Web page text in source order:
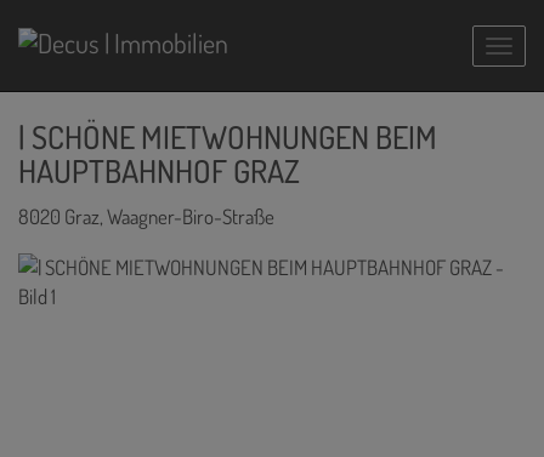
| SCHÖNE MIETWOHNUNGEN BEIM
HAUPTBAHNHOF GRAZ
8020 Graz, Waagner-Biro-Straße